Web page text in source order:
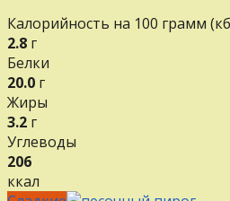
Калорийность на 100 грамм
2.8 г
Белки
20.0 г
Жиры
3.2 г
Углеводы
206
ккал